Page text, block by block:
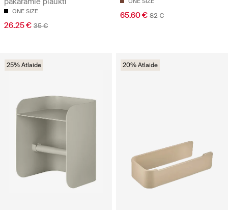
ONE SIZE
26.25 € 35 €
65.60 € 82 €
25% Atlaide 20% Atlaide